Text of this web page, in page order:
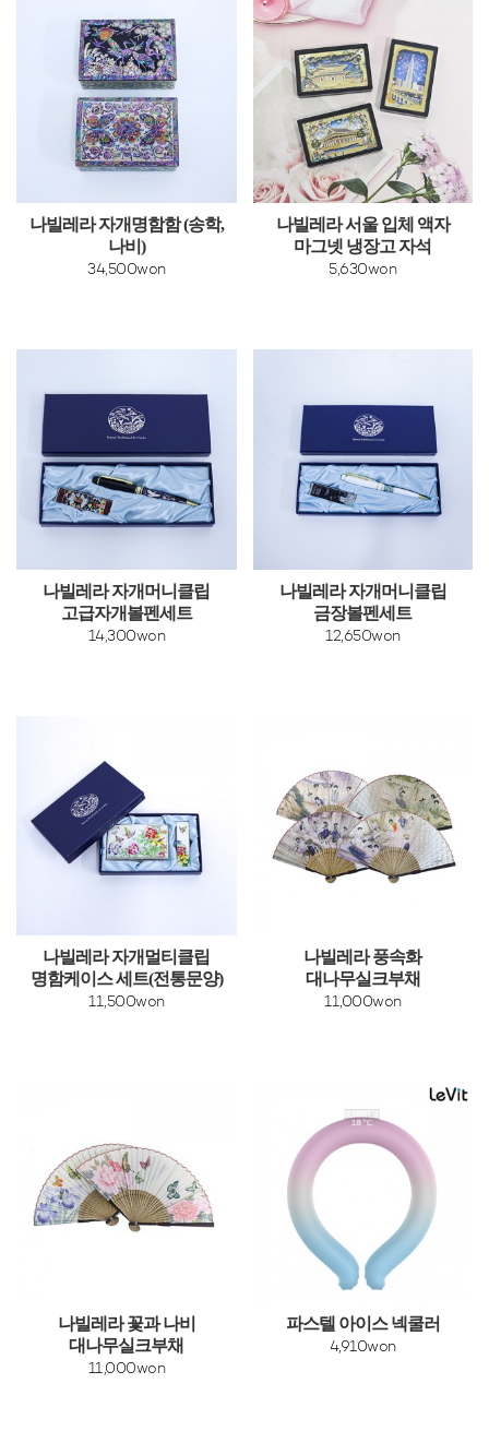
나빌레라 자개명함함 (송학,
나비)
34,500won
나빌레라 서울 입체 액자
마그넷 냉장고 자석
5,630won
나빌레라 자개머니클립
고급자개볼펜세트
14,300won
나빌레라 자개머니클립
금장볼펜세트
12,650won
나빌레라 자개멀티클립
명함케이스 세트(전통문양)
11,500won
나빌레라 풍속화
대나무실크부채
11,000won
나빌레라 꽃과 나비
대나무실크부채
11,000won
파스텔 아이스 넥쿨러
4,910won